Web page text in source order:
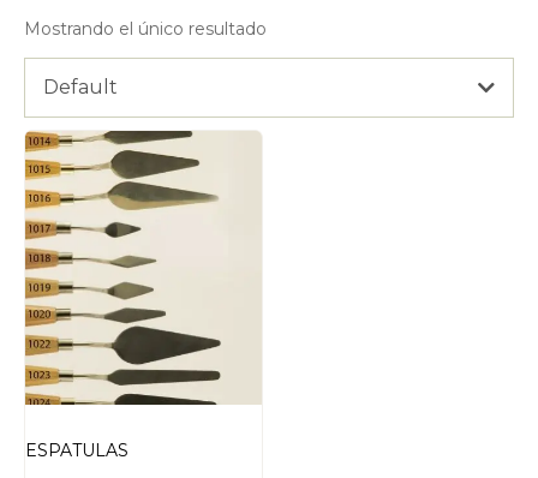
Mostrando el único resultado
Default
ESPATULAS